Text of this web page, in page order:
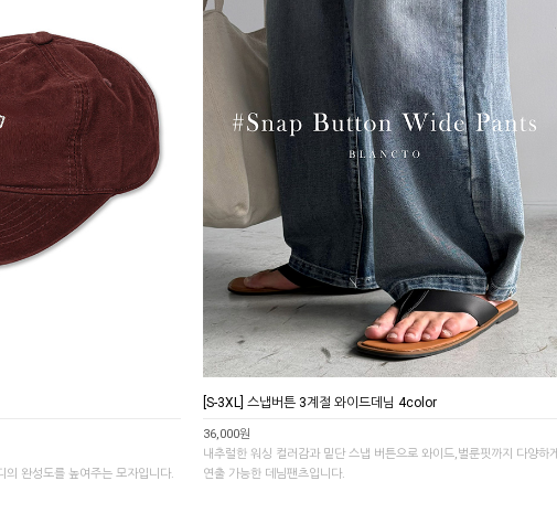
완성도를 높여주는 모자입니다.
[S-3XL] 스냅버튼 3계절 와이드데님 4color
36,000원
내추럴한 워싱 컬러감과 밑단 스냅 버튼으로 와이드,벌룬핏까지 다양하게
연출 가능한 데님팬츠입니다.